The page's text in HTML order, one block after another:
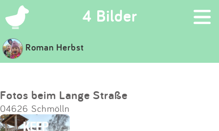
4 Bilder ×
Suchen
Eintragen
Roman Herbst
Fotos beim Lange Straße
04626 Schmölln